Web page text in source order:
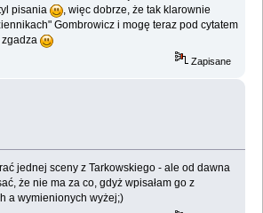
pisania
, więc dobrze, że tak klarownie
Gombrowicz i mogę teraz pod cytatem
zgadza
Zapisane
jednej sceny z Tarkowskiego - ale od dawna
że nie ma za co, gdyż wpisałam go z
a wymienionych wyżej;)